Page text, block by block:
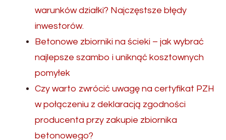
warunków działki? Najczęstsze błędy
inwestorów.
Betonowe zbiorniki na ścieki – jak wybrać
najlepsze szambo i uniknąć kosztownych
pomyłek
Czy warto zwrócić uwagę na certyfikat PZH
w połączeniu z deklaracją zgodności
producenta przy zakupie zbiornika
betonowego?